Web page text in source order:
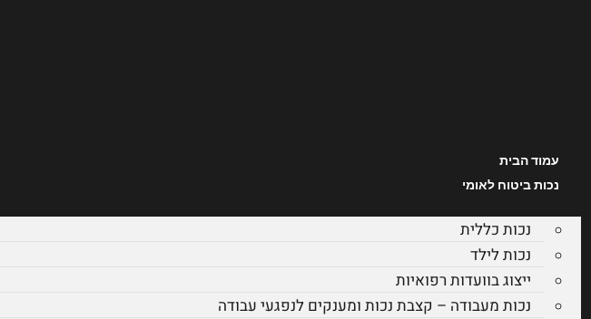
עמוד הבית
נכות ביטוח לאומי
נכות כללית
נכות לילד
ייצוג בוועדות רפואיות
נכות מעבודה – קצבת נכות ומענקים לנפגעי עבודה